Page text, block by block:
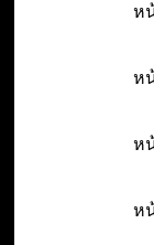
ห
ห
ห
ห